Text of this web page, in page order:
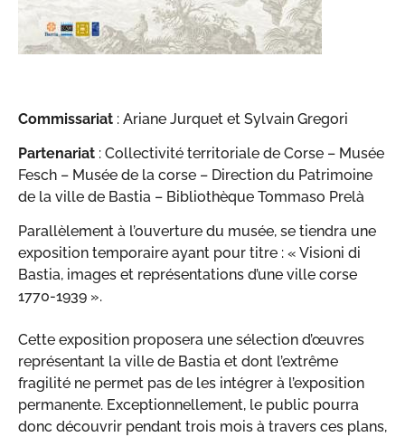
Commissariat : Ariane Jurquet et Sylvain Gregori
Partenariat : Collectivité territoriale de Corse – Musée
Fesch – Musée de la corse – Direction du Patrimoine
de la ville de Bastia – Bibliothèque Tommaso Prelà
Parallèlement à l’ouverture du musée, se tiendra une
exposition temporaire ayant pour titre : « Visioni di
Bastia, images et représentations d’une ville corse
1770-1939 ».
Cette exposition proposera une sélection d’œuvres
représentant la ville de Bastia et dont l’extrême
fragilité ne permet pas de les intégrer à l’exposition
permanente. Exceptionnellement, le public pourra
donc découvrir pendant trois mois à travers ces plans,